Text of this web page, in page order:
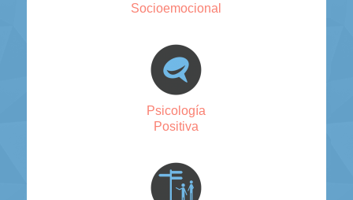
Socioemocional
Psicología
Positiva